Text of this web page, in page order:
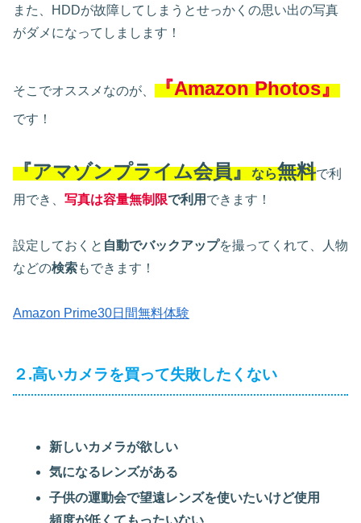
また、HDDが故障してしまうとせっかくの思い出の写真
がダメになってしまします！
そこでオススメなのが、 『Amazon Photos』
です！
『アマゾンプライム会員』なら無料で利
用でき、 写真は容量無制限で利用 できます！
設定しておくと 自動でバックアップを撮ってくれて、人物
などの検索もできます！
Amazon Prime30日間無料体験
２.高いカメラを買って失敗したくない
新しいカメラが欲しい
気になるレンズがある
子供の運動会で望遠レンズを使いたいけど使用
頻度が低くてもったいない